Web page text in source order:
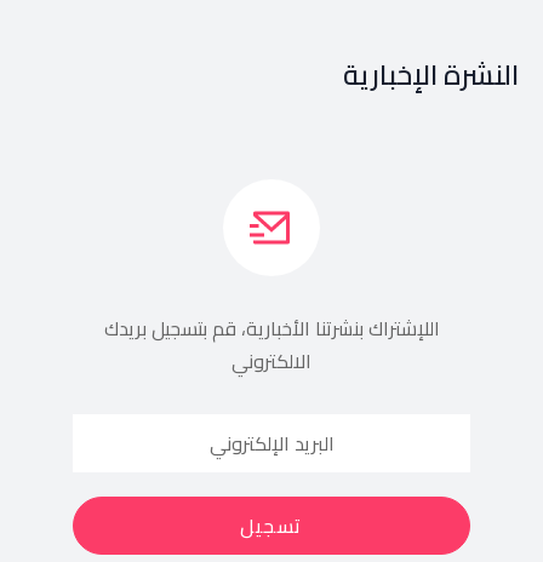
النشرة الإخبارية
اللإشتراك بنشرتنا الأخبارية، قم بتسجيل بريدك
الالكتروني